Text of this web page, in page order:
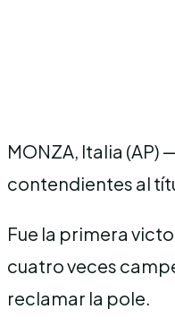
MONZA, Italia
contendientes al
Fue la primera
cuatro veces
reclamar la pole.